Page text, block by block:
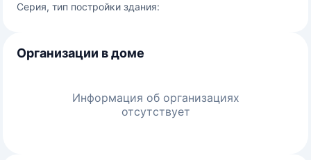
Серия, тип постройки здания:
Организации в доме
Информация об организациях
отсутствует